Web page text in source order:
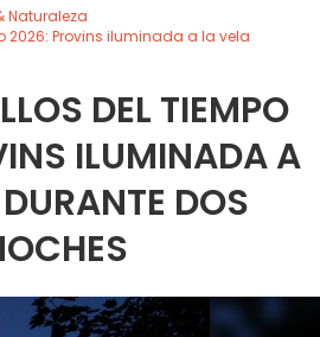
Naturaleza
2026: Provins iluminada a la vela
DEL TIEMPO
ILUMINADA A
DOS